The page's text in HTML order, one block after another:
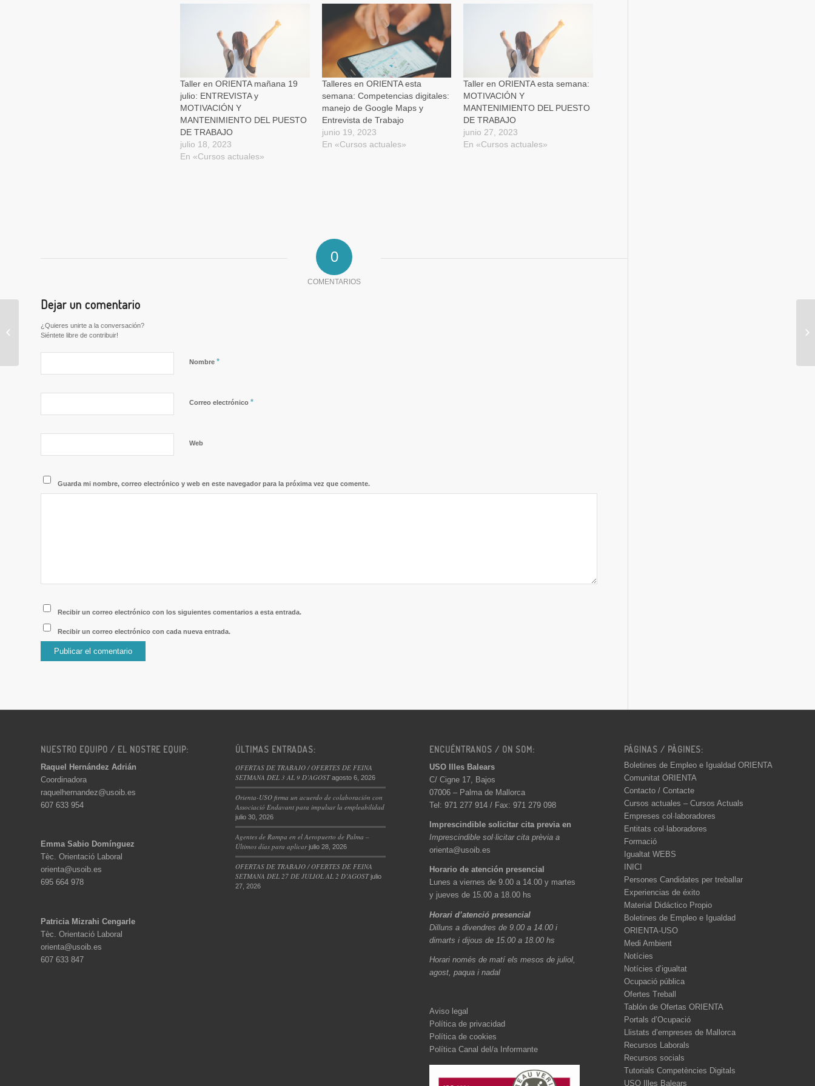
nueva)nueva)nueva)
nueva)
Taller en ORIENTA mañana 19
julio: ENTREVISTA y
MOTIVACIÓN Y
MANTENIMIENTO DEL PUESTO
DE TRABAJO
julio 18, 2023
En «Cursos actuales»
Talleres en ORIENTA esta
semana: Competencias digitales:
manejo de Google Maps y
Entrevista de Trabajo
junio 19, 2023
En «Cursos actuales»
Taller en ORIENTA esta semana:
MOTIVACIÓN Y
MANTENIMIENTO DEL PUESTO
DE TRABAJO
junio 27, 2023
En «Cursos actuales»
0
COMENTARIOS
Dejar un comentario
¿Quieres unirte a la conversación?
Siéntete libre de contribuir!
Nombre *
Correo electrónico *
Web
Guarda mi nombre, correo electrónico y web en este navegador para la próxima vez que comente.
Recibir un correo electrónico con los siguientes comentarios a esta entrada.
Recibir un correo electrónico con cada nueva entrada.
NUESTRO EQUIPO / EL NOSTRE EQUIP:
Raquel Hernández Adrián
Coordinadora
raquelhernandez@usoib.es
607 633 954
Emma Sabio Domínguez
Tèc. Orientació Laboral
orienta@usoib.es
695 664 978
Patricia Mizrahi Cengarle
Tèc. Orientació Laboral
orienta@usoib.es
607 633 847
ÚLTIMAS ENTRADAS:
OFERTAS DE TRABAJO / OFERTES DE FEINA
SETMANA DEL 3 AL 9 D’AGOST agosto 6, 2026
Orienta-USO firma un acuerdo de colaboración con
Associació Endavant para impulsar la empleabilidad
julio 30, 2026
Agentes de Rampa en el Aeropuerto de Palma –
Últimos días para aplicar julio 28, 2026
OFERTAS DE TRABAJO / OFERTES DE FEINA
SETMANA DEL 27 DE JULIOL AL 2 D’AGOST julio
27, 2026
ENCUÉNTRANOS / ON SOM:
USO Illes Balears
C/ Cigne 17, Bajos
07006 – Palma de Mallorca
Tel: 971 277 914 / Fax: 971 279 098
Imprescindible solicitar cita previa en
Imprescindible sol·licitar cita prèvia a
orienta@usoib.es
Horario de atención presencial
Lunes a viernes de 9.00 a 14.00 y martes
y jueves de 15.00 a 18.00 hs
Horari d’atenció presencial
Dilluns a divendres de 9.00 a 14.00 i
dimarts i dijous de 15.00 a 18.00 hs
Horari només de matí els mesos de juliol,
agost, paqua i nadal
Aviso legal
Política de privacidad
Política de cookies
Política Canal del/a Informante
PÁGINAS / PÀGINES:
Boletines de Empleo e Igualdad ORIENTA
Comunitat ORIENTA
Contacto / Contacte
Cursos actuales – Cursos Actuals
Empreses col·laboradores
Entitats col·laboradores
Formació
Igualtat WEBS
INICI
Persones Candidates per treballar
Experiencias de éxito
Material Didáctico Propio
Boletines de Empleo e Igualdad
ORIENTA-USO
Medi Ambient
Notícies
Notícies d’igualtat
Ocupació pública
Ofertes Treball
Tablón de Ofertas ORIENTA
Portals d’Ocupació
Llistats d’empreses de Mallorca
Recursos Laborals
Recursos socials
Tutorials Competències Digitals
USO Illes Balears
COBERTURA